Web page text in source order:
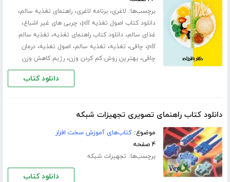
برچسب‌ها: لاغری،برنامه لاغری،راهنمای تغذیه سالم،
دانلود کتاب اصول تغذیه pdf ، چربی های غیر اشباع،
غذای سالم،دانلود کتاب راهنمای تغذیه، تغذیه سالم
pdf، چاقی، تغذیه، تغذیه سالم، اصول تغذیه،درمان
چاقی،بهترین روش کم کردن وزن،رژیم کاهش وزن
دانلود کتاب
دانلود کتاب راهنمای تصویری تجهیزات شبکه
موضوع:کتاب‌های آموزش سخت افزار
۴ صفحه
برچسب‌ها: تجهیزات شبکه
دانلود کتاب